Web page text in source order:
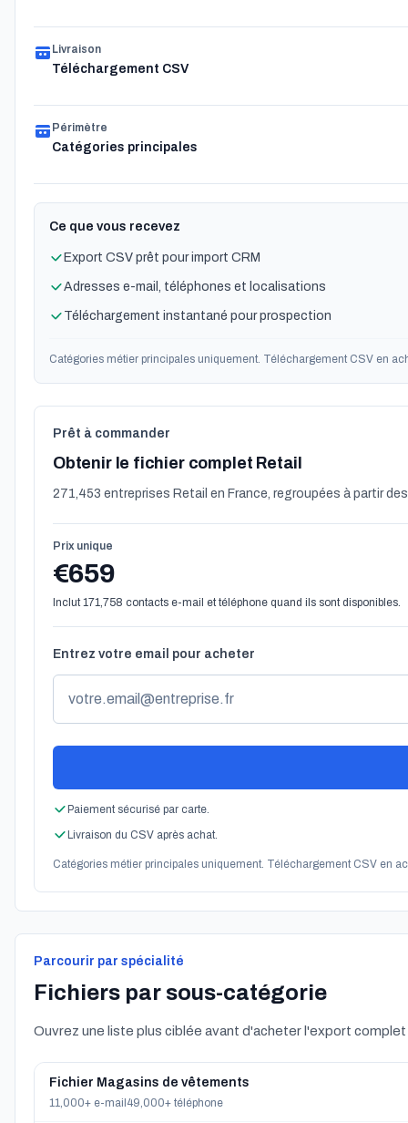
Livraison
Téléchargement CSV
Périmètre
Catégories principales
Ce que vous recevez
Export CSV prêt pour import CRM
Adresses e-mail, téléphones et localisations
Téléchargement instantané pour prospection
Catégories métier principales uniquement. Téléchargement CSV en
Prêt à commander
Obtenir le fichier complet Retail
271,453 entreprises Retail en France, regroupées à partir
Prix unique
€659
Inclut 171,758 contacts e-mail et téléphone quand ils sont disponibles.
Entrez votre email pour acheter
Paiement sécurisé par carte.
Livraison du CSV après achat.
Catégories métier principales uniquement. Téléchargement CSV en
Parcourir par spécialité
Fichiers par sous-catégorie
Ouvrez une liste plus ciblée avant d'acheter l'export
Fichier Magasins de vêtements
11,000+ e-mail 49,000+ téléphone